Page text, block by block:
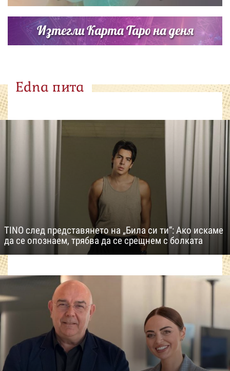
Изтегли Карта Таро на деня
Edna пита
TINO след представянето на „Била си ти“: Ако искаме
да се опознаем, трябва да се срещнем с болката